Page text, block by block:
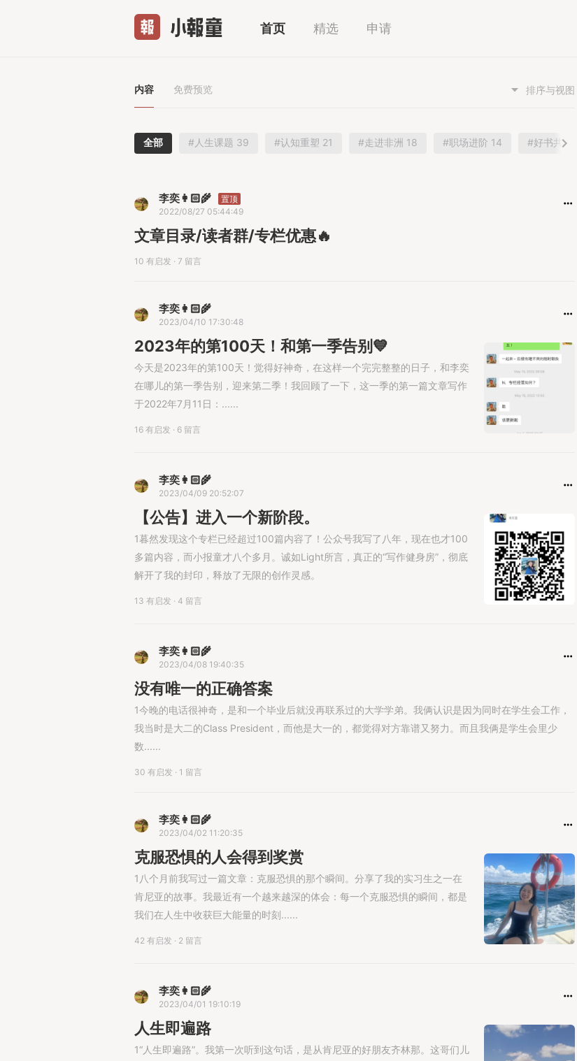
首页 精选 申请
内容 免费预览 排序与视图
全部 #人生课题 39 #认知重塑 21 #走进非洲 18 #职场进阶 14 #好书共读 6
李奕👩🏻‍🌾
置顶
2022/08/27 05:44:49
文章目录/读者群/专栏优惠🔥
10 有启发 · 7 留言
李奕👩🏻‍🌾
2023/04/10 17:30:48
2023年的第100天！和第一季告别💙
今天是2023年的第100天！觉得好神奇，在这样一个完完整整的日子，和李奕
在哪儿的第一季告别，迎来第二季！我回顾了一下，这一季的第一篇文章写作
于2022年7月11日：......
16 有启发 · 6 留言
李奕👩🏻‍🌾
2023/04/09 20:52:07
【公告】进入一个新阶段。
1暮然发现这个专栏已经超过100篇内容了！公众号我写了八年，现在也才100
多篇内容，而小报童才八个多月。诚如Light所言，真正的“写作健身房”，彻底
解开了我的封印，释放了无限的创作灵感。
13 有启发 · 4 留言
李奕👩🏻‍🌾
2023/04/08 19:40:35
没有唯一的正确答案
1今晚的电话很神奇，是和一个毕业后就没再联系过的大学学弟。我俩认识是因为同时在学生会工作，
我当时是大二的Class President，而他是大一的，都觉得对方靠谱又努力。而且我俩是学生会里少
数......
30 有启发 · 1 留言
李奕👩🏻‍🌾
2023/04/02 11:20:35
克服恐惧的人会得到奖赏
1八个月前我写过一篇文章：克服恐惧的那个瞬间。分享了我的实习生之一在
肯尼亚的故事。我最近有一个越来越深的体会：每一个克服恐惧的瞬间，都是
我们在人生中收获巨大能量的时刻......
42 有启发 · 2 留言
李奕👩🏻‍🌾
2023/04/01 19:10:19
人生即遍路
1“人生即遍路”。我第一次听到这句话，是从肯尼亚的好朋友齐林那。这哥们儿